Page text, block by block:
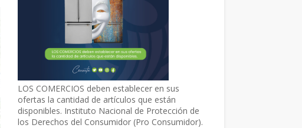
LOS COMERCIOS deben establecer en sus
ofertas la cantidad de artículos que están
disponibles. Instituto Nacional de Protección de
los Derechos del Consumidor (Pro Consumidor).